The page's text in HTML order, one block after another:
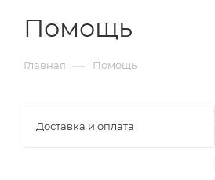
Помощь
Главная — Помощь
Доставка и оплата